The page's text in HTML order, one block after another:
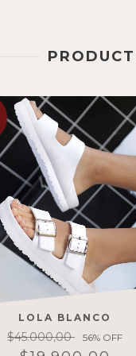
LOLA BLANCO
$45.000,00 56% OFF